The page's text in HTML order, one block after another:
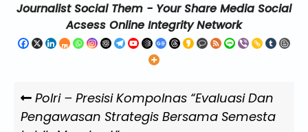
Journalist Social Them - Your Share Media Social
Acsess Online Integrity Network
posPrevious
Post
Polri – Presisi Kompolnas “Evaluasi Dan
Pengawasan Strategis Bersama Semesta